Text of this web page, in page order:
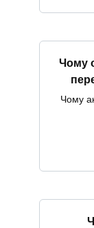
Чому
Чому